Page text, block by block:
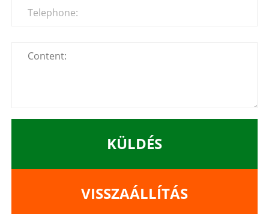
KÜLDÉS
VISSZAÁLLÍTÁS